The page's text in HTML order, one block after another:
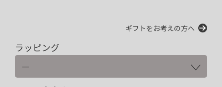
ギフトをお考えの方へ
ラッピング